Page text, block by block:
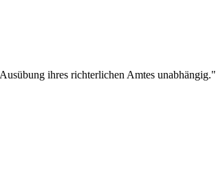
ihres richterlichen Amtes unabhängig."